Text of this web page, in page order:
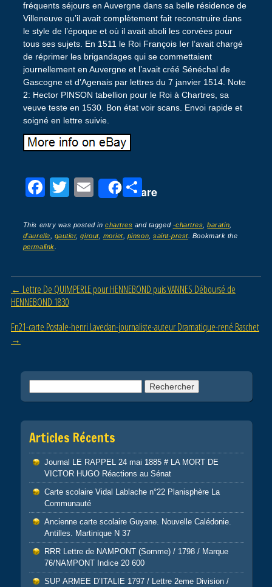
fréquents séjours en Auvergne dans sa belle résidence de
Villeneuve qu’il avait complètement fait reconstruire dans
le style de l’époque et où il avait aboli les corvées pour
tous ses sujets. En 1511 le Roi François Ier l’avait chargé
de réprimer les brigandages qui se commettaient
journellement en Auvergne et l’avait créé Sénéchal de
Gascogne et d’Agenais par lettres du 7 janvier 1514. Note
2: Hector PINSON tabellion pour le Roi à Chartres, sa
veuve teste en 1530. Bon état voir scans. Envoi rapide et
soigné en lettre suivie.
F
c
e
o
o
k
T
tt
er
E
ail
Share
P
ta
g
This entry was posted inchartres and tagged -chartres ,baratin
d'aurelle
gautier,girout, moriet, pinson ,saint-prest. Bookmark the
permalink
Post navigation
← Lettre De QUIMPERLE pour HENNEBOND puis VANNES Déboursé de
HENNEBOND 1830
Fn21-carte Postale-henri Lavedan-journaliste-auteur Dramatique-rené Baschet
→
Articles Récents
Journal LE RAPPEL 24 mai 1885 # LA MORT DE
VICTOR HUGO Réactions au Sénat
Carte scolaire Vidal Lablache n°22 Planisphère La
Communauté
Ancienne carte scolaire Guyane. Nouvelle Calédonie.
Antilles. Martinique N 37
RRR Lettre de NAMPONT (Somme) / 1798 / Marque
76/NAMPONT Indice 20 600
SUP ARMEE D’ITALIE 1797 / Lettre 2eme Division /